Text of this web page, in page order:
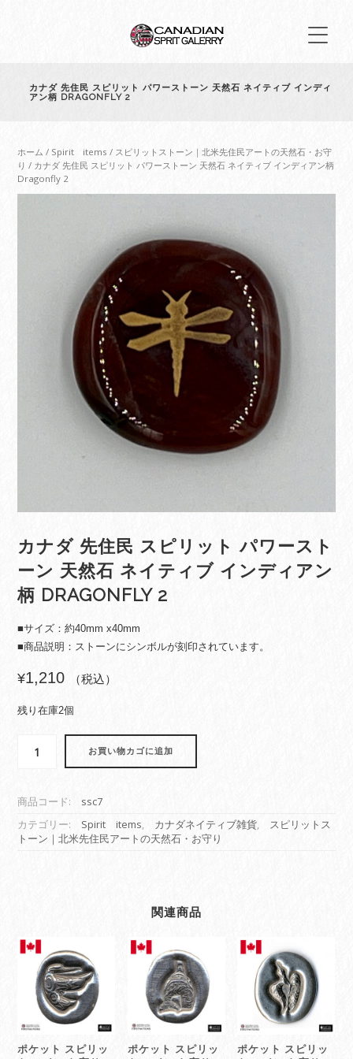
カナダ 先住民 スピリット パワーストーン 天然石 ネイティブ インディ
アン柄 DRAGONFLY 2
ホーム / Spirit items / スピリットストーン｜北米先住民アートの天然石・お守
り / カナダ 先住民 スピリット パワーストーン 天然石 ネイティブ インディアン柄
Dragonfly 2
カナダ 先住民 スピリット パワースト
ーン 天然石 ネイティブ インディアン
柄 DRAGONFLY 2
■サイズ：約40mm x40mm
■商品説明：ストーンにシンボルが刻印されています。
¥1,210 （税込）
残り在庫2個
住
民
ス
ワ
ー
ン
お買い物カゴに追加
商品コード:
ssc7
カテゴリー:
Spirit items, カナダネイティブ雑貨,
スピリットス
トーン｜北米先住民アートの天然石・お守り
関連商品
ポケット スピリッ
ポケット スピリッ
ポケット スピリッ